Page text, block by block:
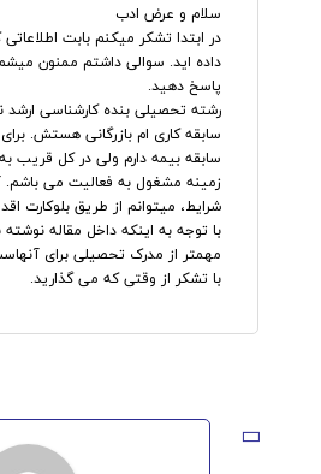
سلام و عرض ادب
در ابتدا تشکر میکنم بابت
داده اید. سوالی داشتم ممنون
پاسخ دهید.
رشته تحصیلی بنده کارشناسی
زمینه مشغول به فعالیت می باشم.
شرایط، میتوانم از طریق بلوکارت
با توجه به اینکه داخل مقاله
مهمتر از مدرک تحصیلی برای
با تشکر از وقتی که می گذارید.